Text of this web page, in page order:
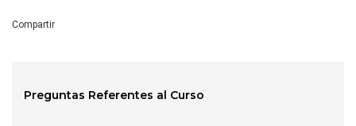
Compartir
Preguntas Referentes al Curso